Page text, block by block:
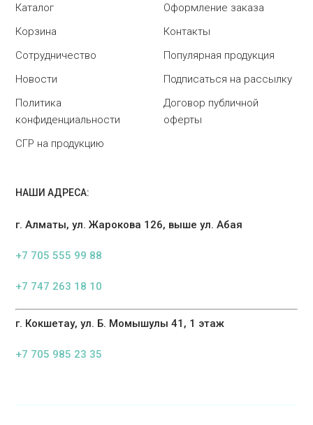
Каталог
Оформление заказа
Корзина
Контакты
Сотрудничество
Популярная продукция
Новости
Подписаться на рассылку
Политика
конфиденциальности
Договор публичной
оферты
СГР на продукцию
НАШИ АДРЕСА:
г. Алматы, ул. Жарокова 126, выше ул. Абая
+7 705 555 99 88
+7 747 263 18 10
г. Кокшетау, ул. Б. Момышулы 41, 1 этаж
+7 705 985 23 35